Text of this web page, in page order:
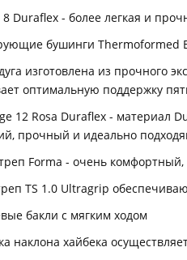
8 Duraflex - более легкая и
бушинги Thermoformed
изготовлена из прочного
оптимальную поддержку
12 Rosa Duraflex - материал
прочный и идеально
Forma - очень
TS 1.0 Ultragrip
бакли с мягким ходом
наклона хайбека